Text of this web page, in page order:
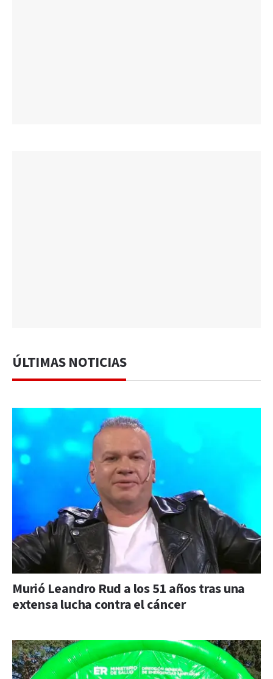
ÚLTIMAS NOTICIAS
Murió Leandro Rud a los 51 años tras una
extensa lucha contra el cáncer